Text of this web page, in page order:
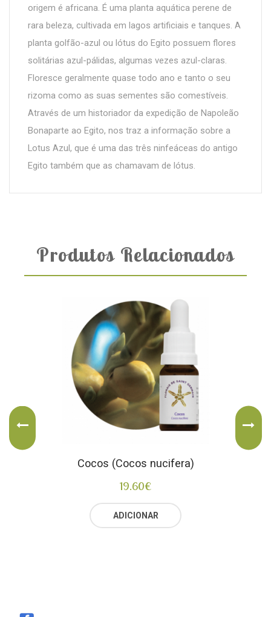
origem é africana. É uma planta aquática perene de
rara beleza, cultivada em lagos artificiais e tanques. A
planta golfão-azul ou lótus do Egito possuem flores
solitárias azul-pálidas, algumas vezes azul-claras.
Floresce geralmente quase todo ano e tanto o seu
rizoma como as suas sementes são comestíveis.
Através de um historiador da expedição de Napoleão
Bonaparte ao Egito, nos traz a informação sobre a
Lotus Azul, que é uma das três ninfeáceas do antigo
Egito também que as chamavam de lótus.
Produtos Relacionados
Cocos (Cocos nucifera)
19.60€
ADICIONAR